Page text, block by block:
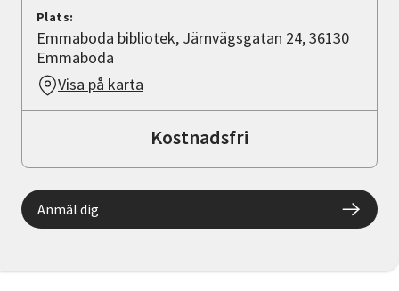
Plats:
Emmaboda bibliotek, Järnvägsgatan 24, 36130
Emmaboda
Visa på karta
Kostnadsfri
Anmäl dig